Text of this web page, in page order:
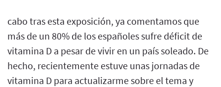
cabo tras esta exposición, ya comentamos que
más de un 80% de los españoles sufre déficit de
vitamina D a pesar de vivir en un país soleado. De
hecho, recientemente estuve unas jornadas de
vitamina D para actualizarme sobre el tema y